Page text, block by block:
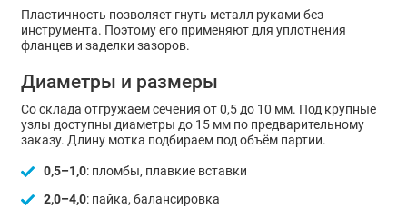
Пластичность позволяет гнуть металл руками без
инструмента. Поэтому его применяют для уплотнения
фланцев и заделки зазоров.
Диаметры и размеры
Со склада отгружаем сечения от 0,5 до 10 мм. Под крупные
узлы доступны диаметры до 15 мм по предварительному
заказу. Длину мотка подбираем под объём партии.
0,5–1,0: пломбы, плавкие вставки
2,0–4,0: пайка, балансировка